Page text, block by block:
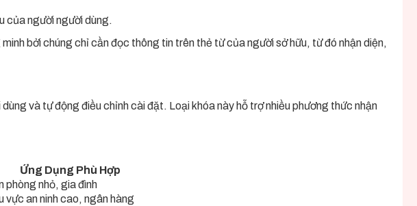
của người người dùng.
bởi chúng chỉ cần đọc thông tin trên thẻ từ của người sở hữu, từ đó nhận diện,
và tự động điều chỉnh cài đặt. Loại khóa này hỗ trợ nhiều phương thức nhận
Ứng Dụng Phù Hợp
phòng nhỏ, gia đình
vực an ninh cao, ngân hàng